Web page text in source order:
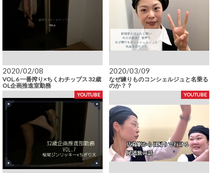
2020/02/08
VOL.6 一番搾り×ちくわチップス 32歳
OL企画推進室勤務
2020/03/09
なぜ練りものコンシェルジュと名乗る
のか？？
YOUTUBE YOUTUBE